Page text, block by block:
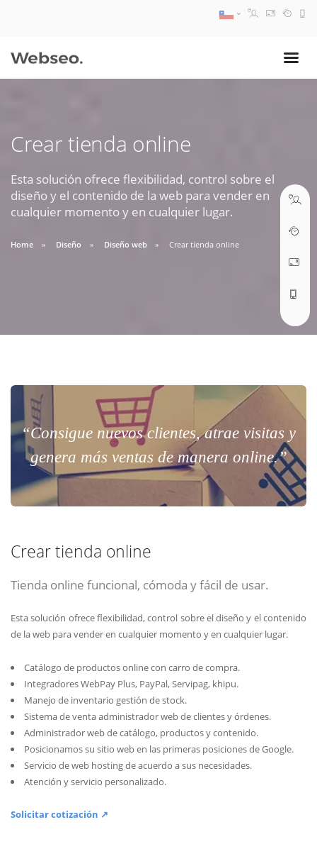
Crear tienda online
Esta solución ofrece flexibilidad, control sobre el
diseño y el contenido de la web para vender en
cualquier momento y en cualquier lugar.
Home Diseño Diseño web Crear tienda online
“Consigue nuevos clientes, atrae visitas y
genera más ventas de manera online.”
Crear tienda online
Tienda online funcional, cómoda y fácil de usar.
Esta solución ofrece flexibilidad, control sobre el diseño y el contenido
de la web para vender en cualquier momento y en cualquier lugar.
Catálogo de productos online con carro de compra.
Integradores WebPay Plus, PayPal, Servipag, khipu.
Manejo de inventario gestión de stock.
Sistema de venta administrador web de clientes y órdenes.
Administrador web de catálogo, productos y contenido.
Posicionamos su sitio web en las primeras posiciones de Google.
Servicio de web hosting de acuerdo a sus necesidades.
Atención y servicio personalizado.
Solicitar cotización ↗
09:30 AM A 18:30 PM
soporte@webseo.cl
ABRIR TICKET